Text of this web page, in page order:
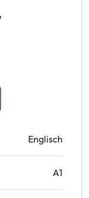
Englisch
A1